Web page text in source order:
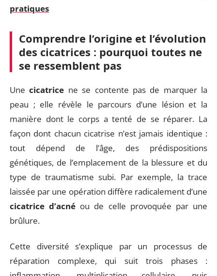
pratiques
Comprendre l’origine et l’évolution
des cicatrices : pourquoi toutes ne
se ressemblent pas
Unecicatrice ne se contente pas de marquer la
peau ; elle révèle le parcours d’une lésion et la
manière dont le corps a tenté de se réparer. La
façon dont chacun cicatrise n’est jamais identique :
tout dépend de l’âge, des prédispositions
génétiques, de l’emplacement de la blessure et du
type de traumatisme subi. Par exemple, la trace
laissée par une opération diffère radicalement d’une
cicatrice d’acné ou de celle provoquée par une
brûlure.
Cette diversité s’explique par un processus de
réparation complexe, qui suit trois phases :